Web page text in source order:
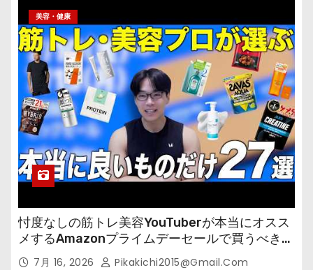
美容・健康
忖度なしの筋トレ美容YouTuberが本当にオスス
メするAmazonプライムデーセールで買うべきも
の 7月 16, 2026 Pikakichi2015@gmail.com